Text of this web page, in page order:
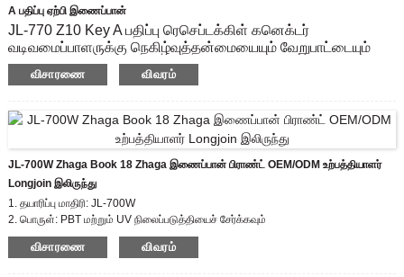
A பதிப்பு ஏற்பி இணைப்பான்
JL-770 Z10 Key A பதிப்பு ரெசெப்டக்கிள் கனெக்டர்
வடிவமைப்பாளருக்கு நெகிழ்வுத்தன்மையையும் வேறுபாட்டையும்
கொண்டு வரும் 0-10V இனச்சேர்க்கை சேர்க்கைகளை வழங்க
முடியும்.இணக்கமான 0-10V டிம்மிங் உள்ளிட்ட மேம்பட்ட கன்ட்ரோலர்
பரிமாற்றங்களின் ஊடகமாக லுமினியர் மற்றும் நெட்வொர்க்கிற்கு
இடையேயான ஐஓடி தகவல்தொடர்பு இணைப்பான் அல்லது
சுற்றுச்சூழலைச் சேகரிப்பதற்கான உணர்திறன்.
மாடல்: JL-770 மாசு பட்டம்:2
மதிப்பிடப்பட்ட இம்பல்ஸ் மின்னழுத்தம்:0.8KV
- IK09 மதிப்பீடு
IP66 சீல் கைவினை வடிவமைப்பு (விருப்பம்)
விருப்பமானது
விசாரணை விவரம்
JL-700W Zhaga Book 18 Zhaga இணைப்பான் பிராண்ட் OEM/ODM உற்பத்தியாளர்
Longjoin இலிருந்து
1. தயாரிப்பு மாதிரி: JL-700W
2. பொருள்: PBT மற்றும் UV நிலைப்படுத்தியைச் சேர்க்கவும்
3. லீட்ஸ் கேஜ்: விருப்பமான தனிப்பயனாக்கு
4. மதிப்பிடப்பட்ட உந்துவிசை மின்னழுத்தம்: 0.8kv
விசாரணை விவரம்